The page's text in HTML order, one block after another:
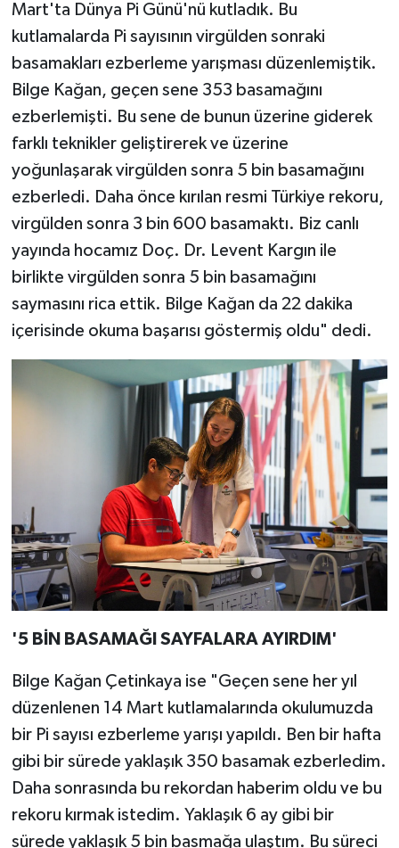
Mart'ta Dünya Pi Günü'nü kutladık. Bu
kutlamalarda Pi sayısının virgülden sonraki
basamakları ezberleme yarışması düzenlemiştik.
Bilge Kağan, geçen sene 353 basamağını
ezberlemişti. Bu sene de bunun üzerine giderek
farklı teknikler geliştirerek ve üzerine
yoğunlaşarak virgülden sonra 5 bin basamağını
ezberledi. Daha önce kırılan resmi Türkiye rekoru,
virgülden sonra 3 bin 600 basamaktı. Biz canlı
yayında hocamız Doç. Dr. Levent Kargın ile
birlikte virgülden sonra 5 bin basamağını
saymasını rica ettik. Bilge Kağan da 22 dakika
içerisinde okuma başarısı göstermiş oldu" dedi.
'5 BİN BASAMAĞI SAYFALARA AYIRDIM'
Bilge Kağan Çetinkaya ise "Geçen sene her yıl
düzenlenen 14 Mart kutlamalarında okulumuzda
bir Pi sayısı ezberleme yarışı yapıldı. Ben bir hafta
gibi bir sürede yaklaşık 350 basamak ezberledim.
Daha sonrasında bu rekordan haberim oldu ve bu
rekoru kırmak istedim. Yaklaşık 6 ay gibi bir
sürede yaklaşık 5 bin basmağa ulaştım. Bu süreci